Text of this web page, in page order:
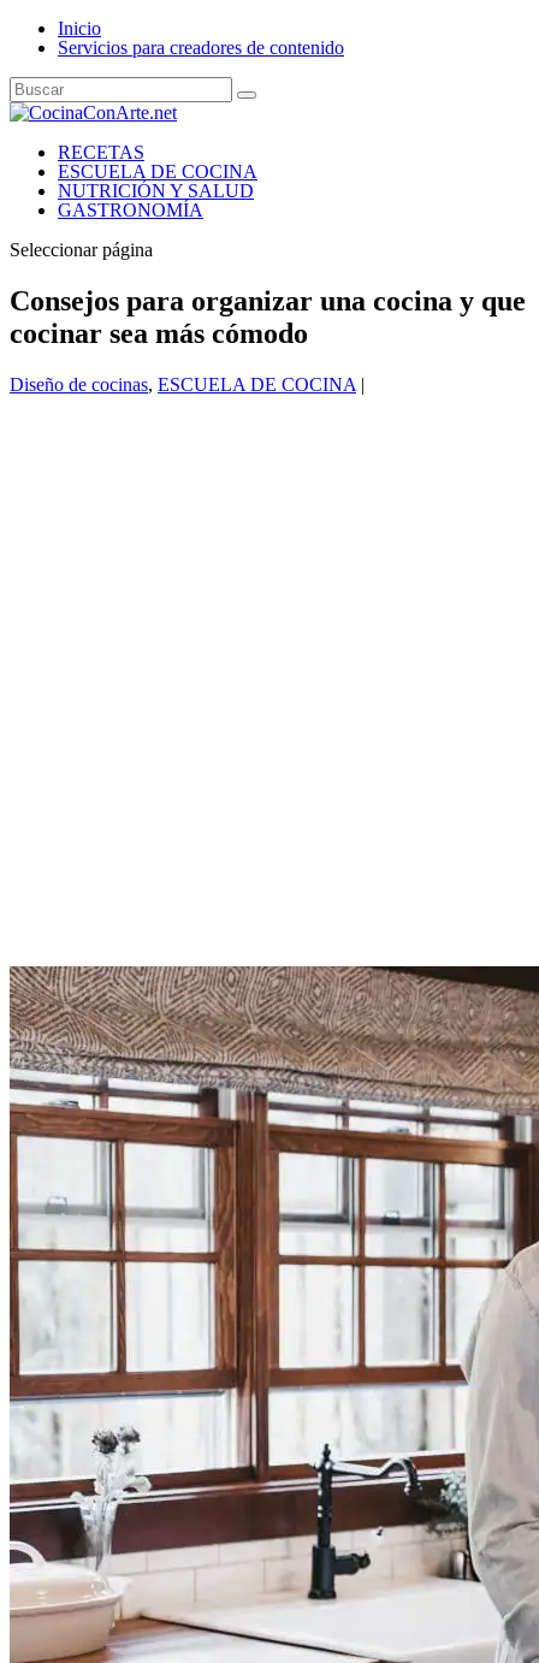
Inicio
Servicios para creadores de contenido
RECETAS
ESCUELA DE COCINA
NUTRICIÓN Y SALUD
GASTRONOMÍA
Seleccionar página
Consejos para organizar una cocina y que
cocinar sea más cómodo
Diseño de cocinas, ESCUELA DE COCINA |